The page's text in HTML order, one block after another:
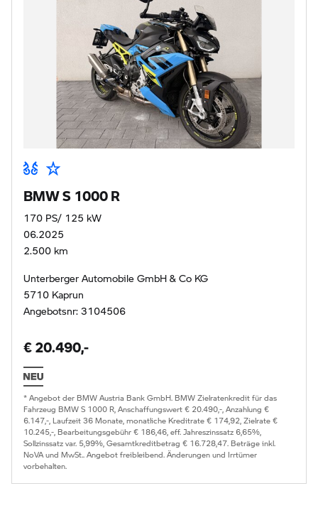
BMW S 1000 R
170 PS/ 125 kW
06.2025
2.500 km
Unterberger Automobile GmbH & Co KG
5710 Kaprun
Angebotsnr: 3104506
€ 20.490,-
* Angebot der BMW Austria Bank GmbH. BMW Zielratenkredit für das
Fahrzeug BMW S 1000 R, Anschaffungswert € 20.490,-, Anzahlung €
6.147,-, Laufzeit 36 Monate, monatliche Kreditrate € 174,92, Zielrate €
10.245,-, Bearbeitungsgebühr € 186,46, eff. Jahreszinssatz 6,65%,
Sollzinssatz var. 5,99%, Gesamtkreditbetrag € 16.728,47. Beträge inkl.
NoVA und MwSt.. Angebot freibleibend. Änderungen und Irrtümer
vorbehalten.